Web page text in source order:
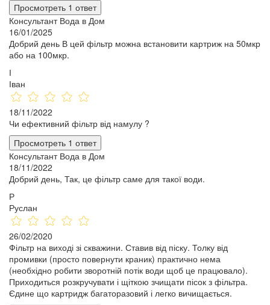
Просмотреть 1 ответ
Консультант Вода в Дом
16/01/2025
Добрий день В цей фільтр можна встановити картриж на 50мкр
або на 100мкр.
І
Іван
18/11/2022
Чи ефективний фільтр від намулу ?
Просмотреть 1 ответ
Консультант Вода в Дом
18/11/2022
Добрий день, Так, це фільтр саме для такої води.
Р
Руслан
26/02/2020
Фільтр на виході зі скважини. Ставив від піску. Толку від
промивки (просто повернути краник) практично нема
(необхідно робити зворотній потік води щоб це працювало).
Приходиться розкручувати і щіткою зчищати пісок з фільтра.
Єдине що картридж багаторазовий і легко вичищається.